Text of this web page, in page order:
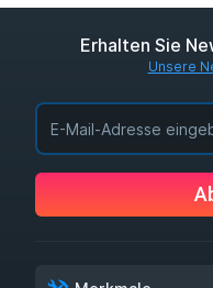
Erhalten Sie
Unsere